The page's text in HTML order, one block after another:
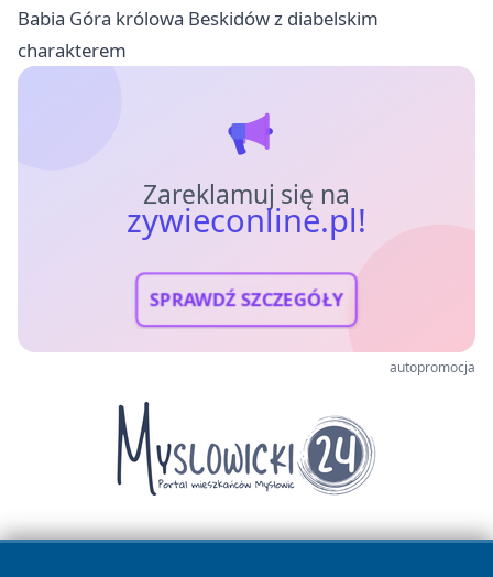
Babia Góra królowa Beskidów z diabelskim
charakterem
Zareklamuj się na
zywieconline.pl!
SPRAWDŹ SZCZEGÓŁY
autopromocja